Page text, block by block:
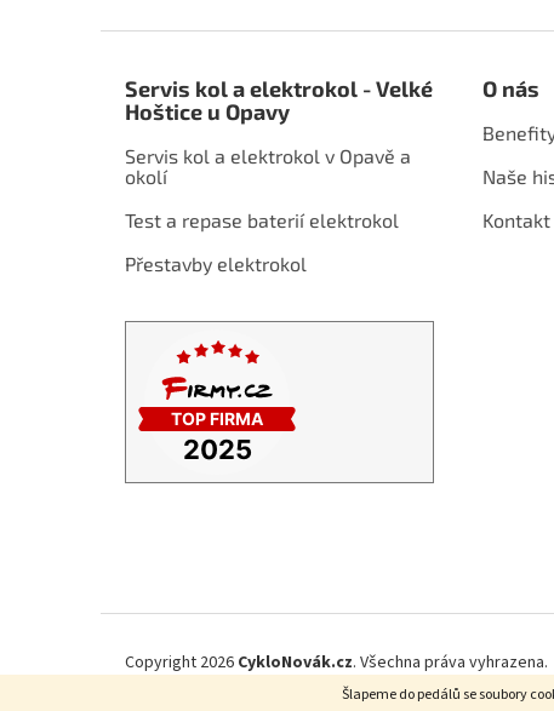
Šlapeme do pedálů se soubory
Servis kol a elektrokol - Velké
Hoštice u Opavy
Servis kol a elektrokol v Opavě a
okolí
Test a repase baterií elektrokol
Přestavby elektrokol
O nás
Naše
Kontakt
Copyright 2026 CykloNovák.cz. Všechna práva vyhrazena.